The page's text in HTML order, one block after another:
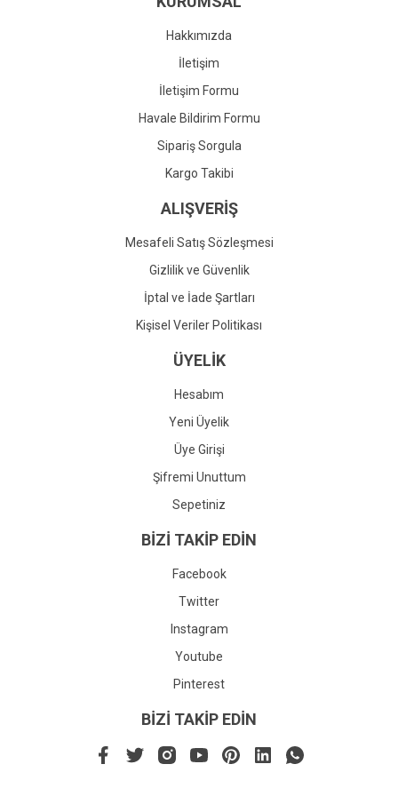
Gönder
Hakkımızda
İletişim
İletişim Formu
Havale Bildirim Formu
Sipariş Sorgula
Kargo Takibi
ALIŞVERİŞ
Mesafeli Satış Sözleşmesi
Gizlilik ve Güvenlik
İptal ve İade Şartları
Kişisel Veriler Politikası
ÜYELİK
Hesabım
Yeni Üyelik
Üye Girişi
Şifremi Unuttum
Sepetiniz
BİZİ TAKİP EDİN
Facebook
Twitter
Instagram
Youtube
Pinterest
BİZİ TAKİP EDİN